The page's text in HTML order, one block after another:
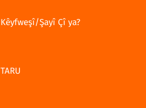
Kêyfweşî/Şayî Çî ya?
TARU